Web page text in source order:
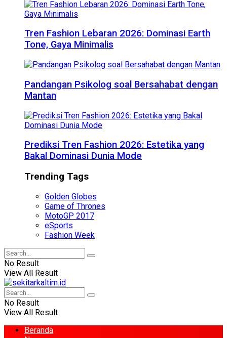
Tren Fashion Lebaran 2026: Dominasi Earth
Tone, Gaya Minimalis
Pandangan Psikolog soal Bersahabat dengan
Mantan
Prediksi Tren Fashion 2026: Estetika yang
Bakal Dominasi Dunia Mode
Trending Tags
Golden Globes
Game of Thrones
MotoGP 2017
eSports
Fashion Week
No Result
View All Result
No Result
View All Result
Beranda